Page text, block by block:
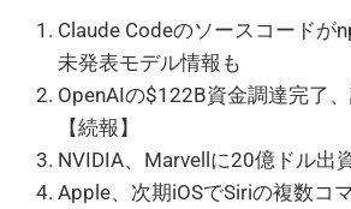
Claude Codeのソースコードが
未発表モデル情報も
OpenAIの$122B資金調達完了
【続報】
NVIDIA、Marvellに20億ドル出
Apple、次期iOSでSiriの複数コ